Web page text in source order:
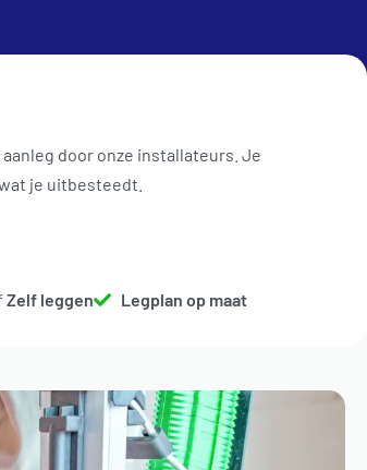
OFFERTE AANVRAAG
door onze installateurs. Je
je uitbesteedt.
Zelf leggen Legplan op maat